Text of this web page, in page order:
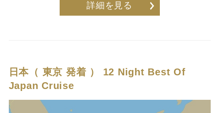
詳細を見る
日本（ 東京 発着 ） 12 Night Best Of
Japan Cruise